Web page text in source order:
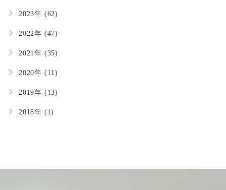
2023年 (62)
2022年 (47)
2021年 (35)
2020年 (11)
2019年 (13)
2018年 (1)